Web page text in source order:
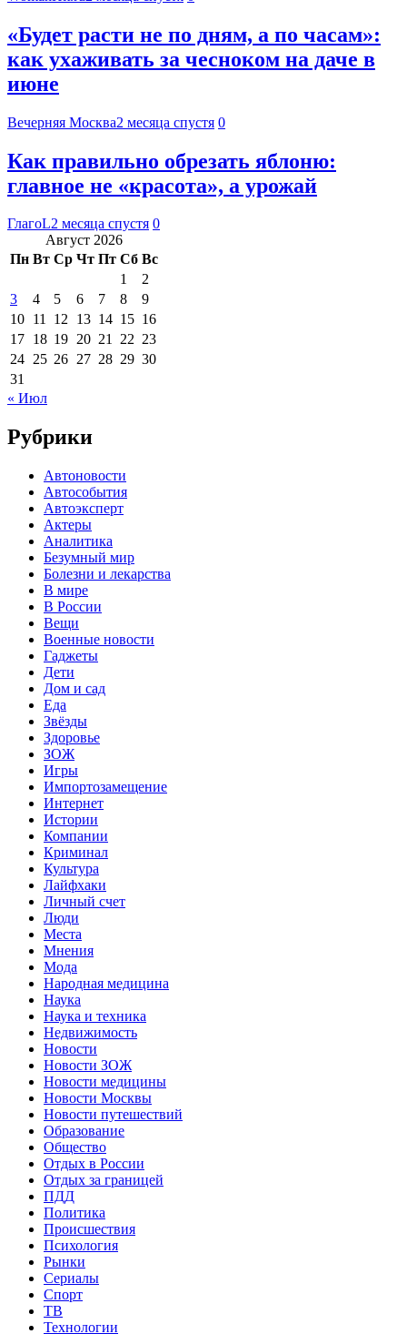
«Будет расти не по дням, а по часам»:
как ухаживать за чесноком на даче в
июне
Вечерняя Москва2 месяца спустя 0
Как правильно обрезать яблоню:
главное не «красота», а урожай
ГлагоL2 месяца спустя 0
Август 2026
Пн Вт Ср Чт Пт Сб Вс
1
2
3
4 5 6 7 8
9
10 11 12 13 14 15 16
17 18 19 20 21 22 23
24 25 26 27 28 29 30
31
« Июл
Рубрики
Автоновости
Автособытия
Автоэксперт
Актеры
Аналитика
Безумный мир
Болезни и лекарства
В мире
В России
Вещи
Военные новости
Гаджеты
Дети
Дом и сад
Еда
Звёзды
Здоровье
ЗОЖ
Игры
Импортозамещение
Интернет
Истории
Компании
Криминал
Культура
Лайфхаки
Личный счет
Люди
Места
Мнения
Мода
Народная медицина
Наука
Наука и техника
Недвижимость
Новости
Новости ЗОЖ
Новости медицины
Новости Москвы
Новости путешествий
Образование
Общество
Отдых в России
Отдых за границей
ПДД
Политика
Происшествия
Психология
Рынки
Сериалы
Спорт
ТВ
Технологии